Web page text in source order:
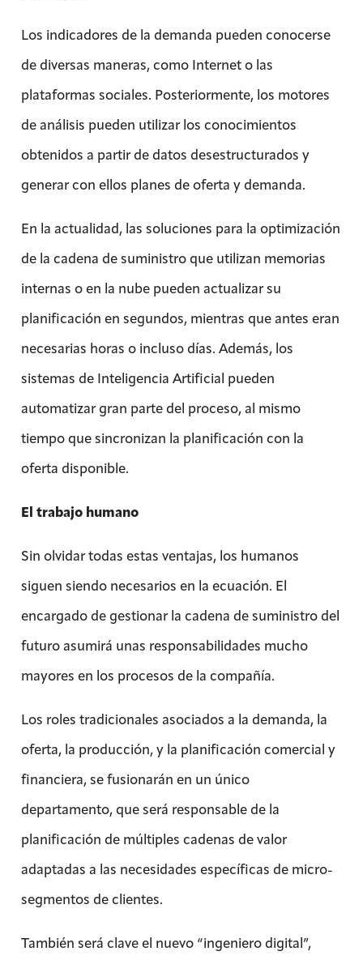
Los indicadores de la demanda pueden conocerse
de diversas maneras, como Internet o las
plataformas sociales. Posteriormente, los motores
de análisis pueden utilizar los conocimientos
obtenidos a partir de datos desestructurados y
generar con ellos planes de oferta y demanda.
En la actualidad, las soluciones para la optimización
de la cadena de suministro que utilizan memorias
internas o en la nube pueden actualizar su
planificación en segundos, mientras que antes eran
necesarias horas o incluso días. Además, los
sistemas de Inteligencia Artificial pueden
automatizar gran parte del proceso, al mismo
tiempo que sincronizan la planificación con la
oferta disponible.
El trabajo humano
Sin olvidar todas estas ventajas, los humanos
siguen siendo necesarios en la ecuación. El
encargado de gestionar la cadena de suministro del
futuro asumirá unas responsabilidades mucho
mayores en los procesos de la compañía.
Los roles tradicionales asociados a la demanda, la
oferta, la producción, y la planificación comercial y
financiera, se fusionarán en un único
departamento, que será responsable de la
planificación de múltiples cadenas de valor
adaptadas a las necesidades específicas de micro-
segmentos de clientes.
También será clave el nuevo “ingeniero digital”,